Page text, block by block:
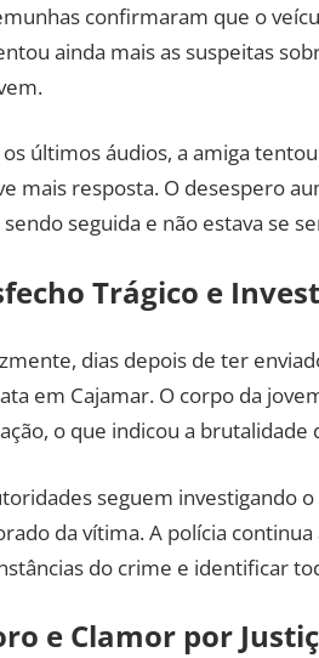
confirmaram que o
ainda mais as suspeitas
últimos áudios, a amiga
mais resposta. O desespero
seguida e não estava se
Trágico e
dias depois de ter
em Cajamar. O corpo da
o que indicou a brutalidade
seguem investigando
da vítima. A polícia
do crime e identificar
e Clamor por